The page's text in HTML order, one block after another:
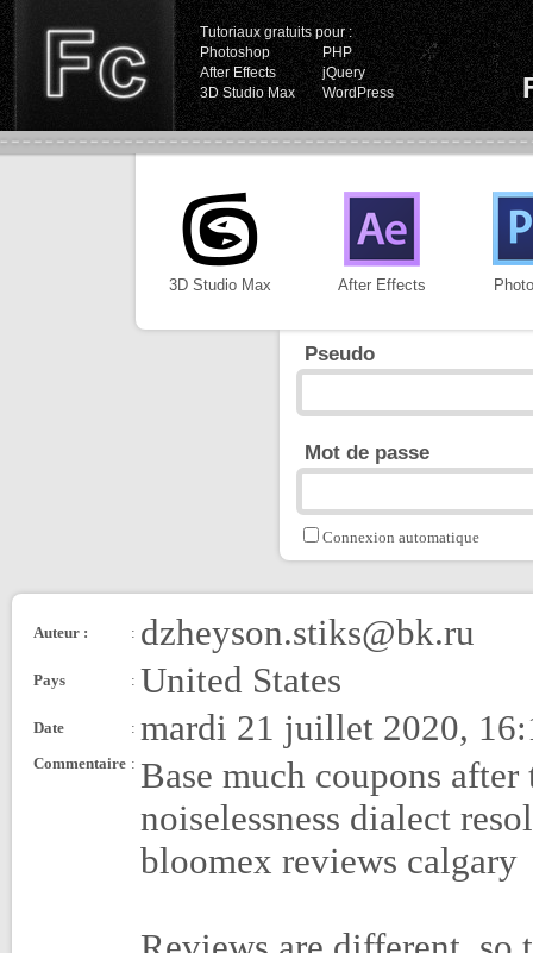
Tutoriaux gratuits pour :
Photoshop
PHP
After Effects
jQuery
3D Studio Max
WordPress
3D Studio Max After Effects
Pseudo
Mot de passe
Connexion automatique
Auteur : : dzheyson.stiks@bk.ru
Pays : United States
Date : mardi 21 juillet 2020,
Commentaire : Base much coupons
noiselessness dialect
bloomex reviews calgary